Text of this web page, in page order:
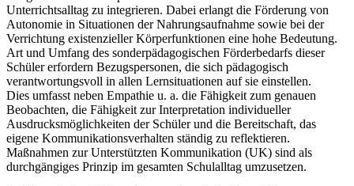
Unterrichtsalltag zu integrieren. Dabei erlangt die Förderung von
Autonomie in Situationen der Nahrungsaufnahme sowie bei der
Verrichtung existenzieller Körperfunktionen eine hohe Bedeutung.
Art und Umfang des sonderpädagogischen Förderbedarfs dieser
Schüler erfordern Bezugspersonen, die sich pädagogisch
verantwortungsvoll in allen Lernsituationen auf sie einstellen.
Dies umfasst neben Empathie u. a. die Fähigkeit zum genauen
Beobachten, die Fähigkeit zur Interpretation individueller
Ausdrucksmöglichkeiten der Schüler und die Bereitschaft, das
eigene Kommunikationsverhalten ständig zu reflektieren.
Maßnahmen zur Unterstützten Kommunikation (UK) sind als
durchgängiges Prinzip im gesamten Schulalltag umzusetzen.